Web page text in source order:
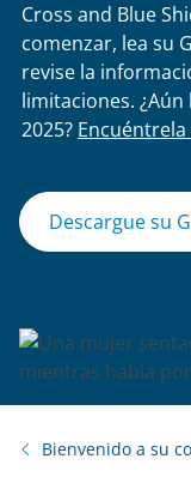
Cross and Blue
comenzar, lea su
revise la
limitaciones.
2025? Encuéntrela
Descargue su
Bienvenido a su